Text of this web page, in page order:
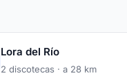
Lora del Río
2 discotecas · a 28 km